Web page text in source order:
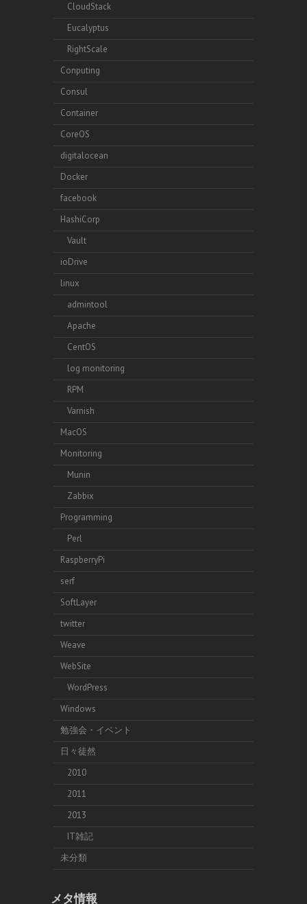
CloudStack
Eucalyptus
RightScale
Conputing
Consul
Container
CoreOS
digitalocean
Docker
facebook
HashiCorp
Vault
ioDrive
linux
admintool
Apache
CentOS
log monitoring
RPM
Varnish
MacOS
Monitoring
Munin
Zabbix
Programming
Perl
RaspberryPi
serf
SoftLayer
twitter
Weave
WebSite
WordPress
Windows
勉強会・イベント
日々徒然
2010
2011
2013
IT雑記
未分類
メタ情報